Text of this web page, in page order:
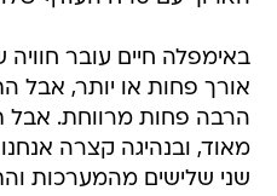
באימפלה חיים עובר
אורך פחות או יותר, אבל
הרבה פחות מרווחת. אבל
מאוד, ובנהיגה קצרה
שני שלישים מהמערכות